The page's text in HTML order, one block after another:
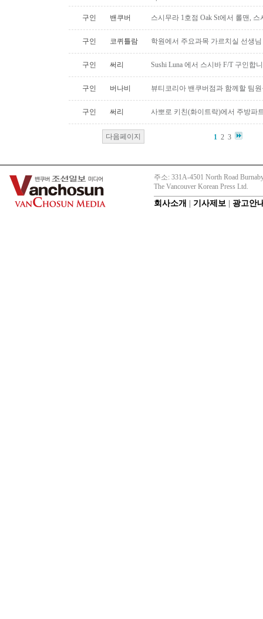
구인 밴쿠버 스시무라 1호점 Oak St에서 롤맨,
구인 코퀴틀람 학원에서 주요과목 가르치실 선생
구인 써리 Sushi Luna 에서 스시바 F/T 구인합
구인 버나비 뷰티코리아 밴쿠버점과 함께할 팀
구인 써리 사뽀로 키친(화이트락)에서 주방파
다음페이지 1 2 3
주소: 331A-4501 North Road
The Vancouver Korean Press Ltd.
회사소개 기사제보 광고안